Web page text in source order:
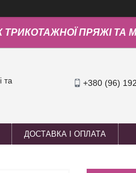
ПРЯЖІ ТА
та
+380 (96)
ДОСТАВКА І ОПЛАТА